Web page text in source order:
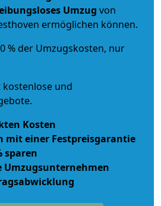
Umzug von
ermöglichen können.
% der Umzugskosten, nur
kostenlose und
Kosten
mit einer Festpreisgarantie
sparen
Umzugsunternehmen